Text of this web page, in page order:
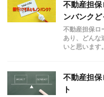
不動産担保
ンバンク
不動産担保ロ
あり、どんな
いと思います
不動産担保
ト